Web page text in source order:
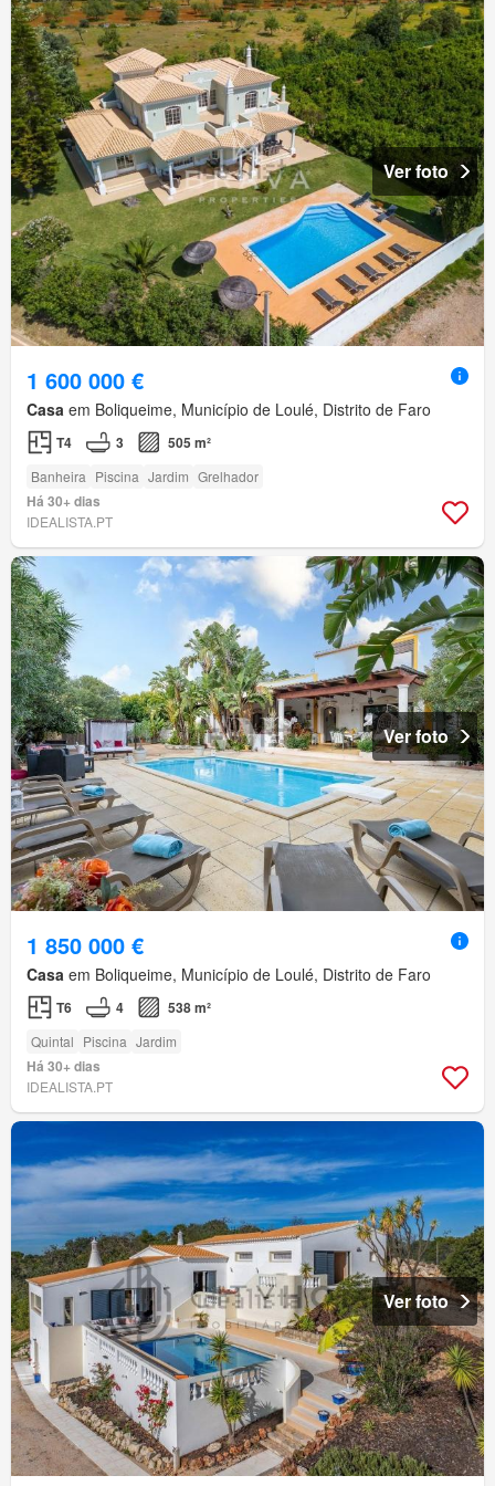
Ver foto
1 600 000 €
Casa em Boliqueime, Município de Loulé, Distrito de Faro
T4 3 505 m²
Banheira Piscina Jardim Grelhador
Há 30+ dias
IDEALISTA.PT
Ver foto
1 850 000 €
Casa em Boliqueime, Município de Loulé, Distrito de Faro
T6 4 538 m²
Quintal Piscina Jardim
Há 30+ dias
IDEALISTA.PT
Ver foto